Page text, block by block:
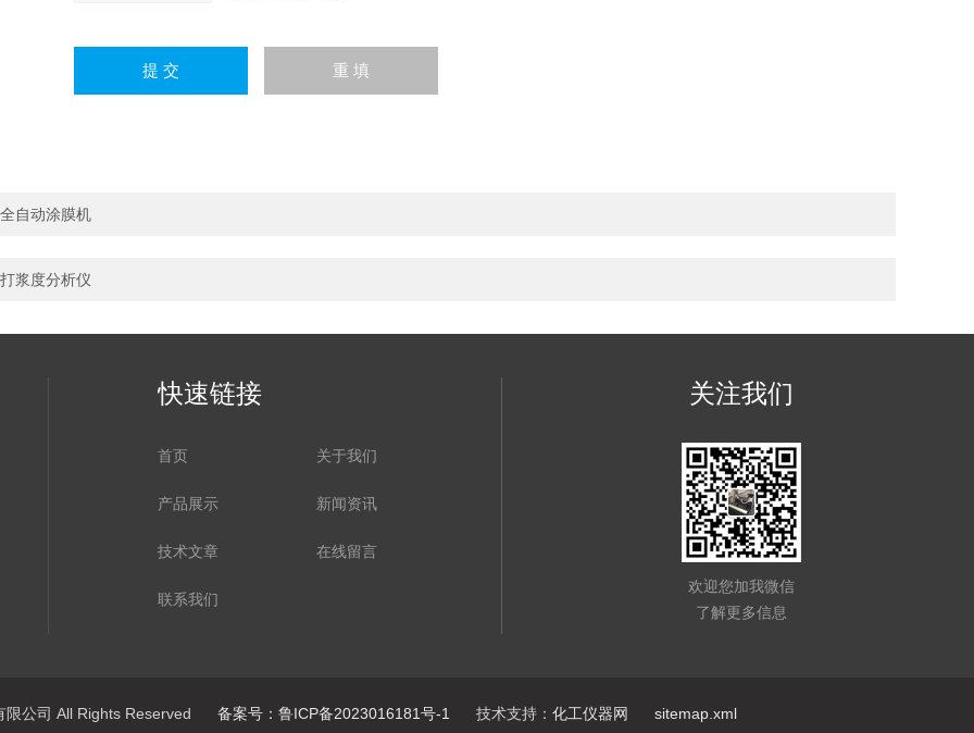
全自动涂膜机
打浆度分析仪
快速链接
首页 关于我们
产品展示 新闻资讯
技术文章 在线留言
联系我们
关注我们
欢迎您加我微信
了解更多信息
限公司 All Rights Reserved 备案号：鲁ICP备2023016181号-1 技术支持： 化工仪器网 sitemap.xml